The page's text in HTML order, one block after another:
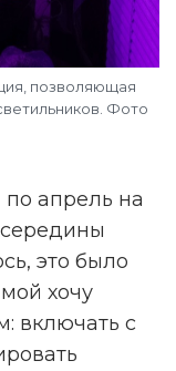
позволяющая
Фото
апрель на
это было
хочу
включать с